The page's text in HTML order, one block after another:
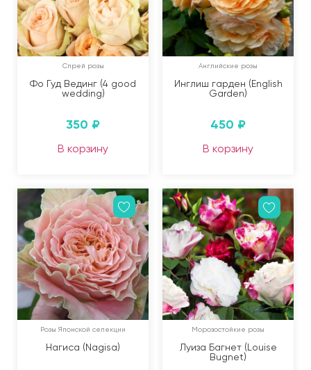
Спрей розы
Фо Гуд Вединг (4 good
wedding)
350 ₽
В корзину
Английские розы
Инглиш гарден (English
Garden)
450 ₽
В корзину
Розы Японской селекции
Нагиса (Nagisa)
Морозостойкие розы
Луиза Багнет (Louise
Bugnet)